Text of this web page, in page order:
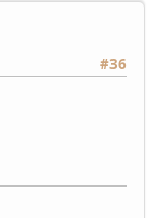
#36